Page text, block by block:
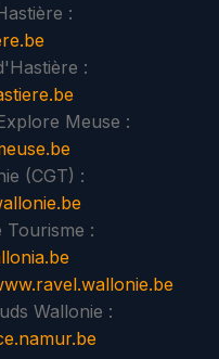
:
:
Meuse :
(CGT) :
Tourisme :
Wallonie :